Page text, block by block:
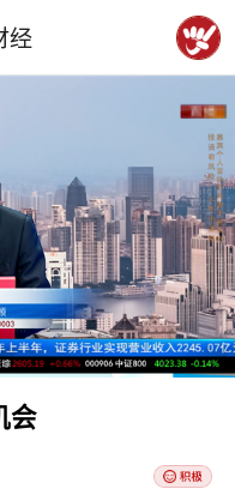
经
会